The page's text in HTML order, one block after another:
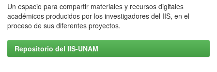
Un espacio para compartir materiales y recursos digitales
académicos producidos por los investigadores del IIS, en el
proceso de sus diferentes proyectos.
Repositorio del IIS-UNAM